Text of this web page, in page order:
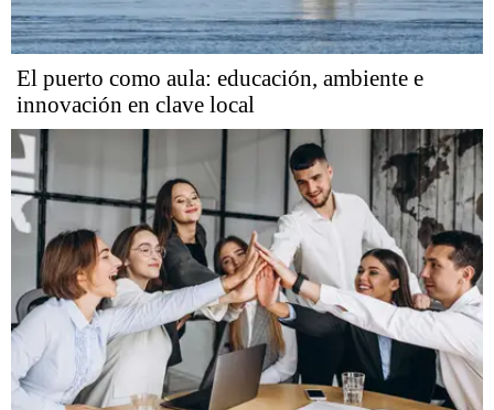
El puerto como aula: educación, ambiente e
innovación en clave local